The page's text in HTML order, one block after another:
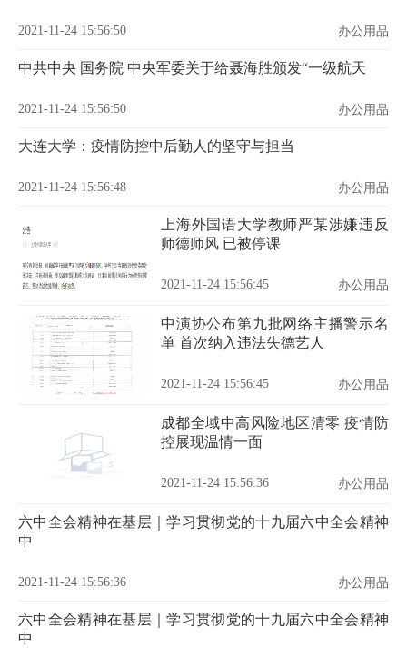
2021-11-24 15:56:50 办公用品
中共中央 国务院 中央军委关于给聂海胜颁发“一级航天
2021-11-24 15:56:50 办公用品
大连大学：疫情防控中后勤人的坚守与担当
2021-11-24 15:56:48 办公用品
上海外国语大学教师严某涉嫌违反
师德师风 已被停课
2021-11-24 15:56:45 办公用品
中演协公布第九批网络主播警示名
单 首次纳入违法失德艺人
2021-11-24 15:56:45 办公用品
成都全域中高风险地区清零 疫情防
控展现温情一面
2021-11-24 15:56:36 办公用品
六中全会精神在基层｜学习贯彻党的十九届六中全会精神
中
2021-11-24 15:56:36 办公用品
六中全会精神在基层｜学习贯彻党的十九届六中全会精神
中